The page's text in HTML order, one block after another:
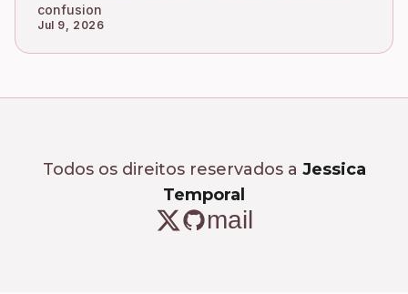
confusion
Jul 9, 2026
Todos os direitos reservados a Jessica
Temporal
mail